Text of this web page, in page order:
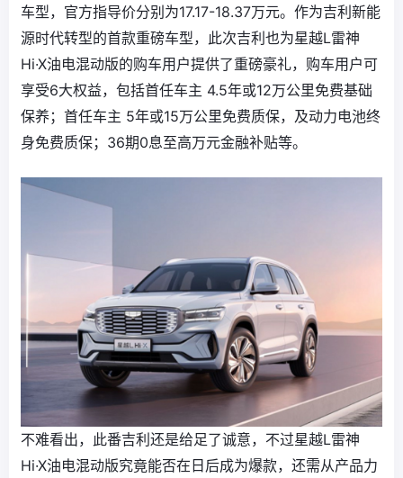
车型，官方指导价分别为17.17-18.37万元。作为吉利新能
源时代转型的首款重磅车型，此次吉利也为星越L雷神
Hi·X油电混动版的购车用户提供了重磅豪礼，购车用户可
享受6大权益，包括首任车主 4.5年或12万公里免费基础
保养；首任车主 5年或15万公里免费质保，及动力电池终
身免费质保；36期0息至高万元金融补贴等。
不难看出，此番吉利还是给足了诚意，不过星越L雷神
Hi·X油电混动版究竟能否在日后成为爆款，还需从产品力